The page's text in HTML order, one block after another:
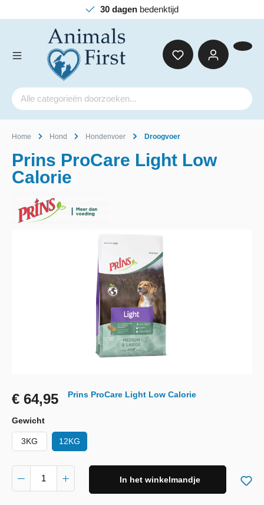
30 dagenbedenktijd
Home Hond Hondenvoer Droogvoer
Prins ProCare Light Low
Calorie
€ 64,95 Prins ProCare Light Low Calorie
Gewicht
3KG 12KG
In het winkelmandje